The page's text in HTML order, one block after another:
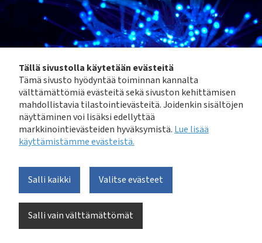
Tällä sivustolla käytetään evästeitä
Tämä sivusto hyödyntää toiminnan kannalta
välttämättömiä evästeitä sekä sivuston kehittämisen
mahdollistavia tilastointievästeitä. Joidenkin sisältöjen
näyttäminen voi lisäksi edellyttää
markkinointievästeiden hyväksymistä. Lue lisää
käyttämistämme evästeistä.​​​​​​
Salli kaikki
Salli vain välttämättömät
Valitse evästeet
Julkaisuun on koottu eri tekoälyratkaisujen